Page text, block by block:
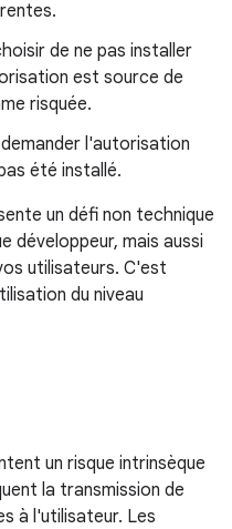
de ne pas installer
est source de
risquée.
l'autorisation
été installé.
un défi non technique
développeur, mais aussi
utilisateurs. C'est
du niveau
un risque intrinsèque
la transmission de
à l'utilisateur. Les